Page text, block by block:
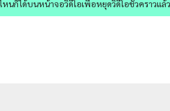
นก็ได้บนหน้าจอวิดีโอเพื่อหยุดวิดีโอชั่วคราวแ